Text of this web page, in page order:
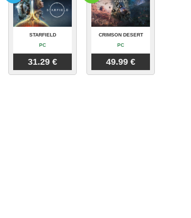
STARFIELD
PC
31.29 €
CRIMSON DESERT
PC
49.99 €